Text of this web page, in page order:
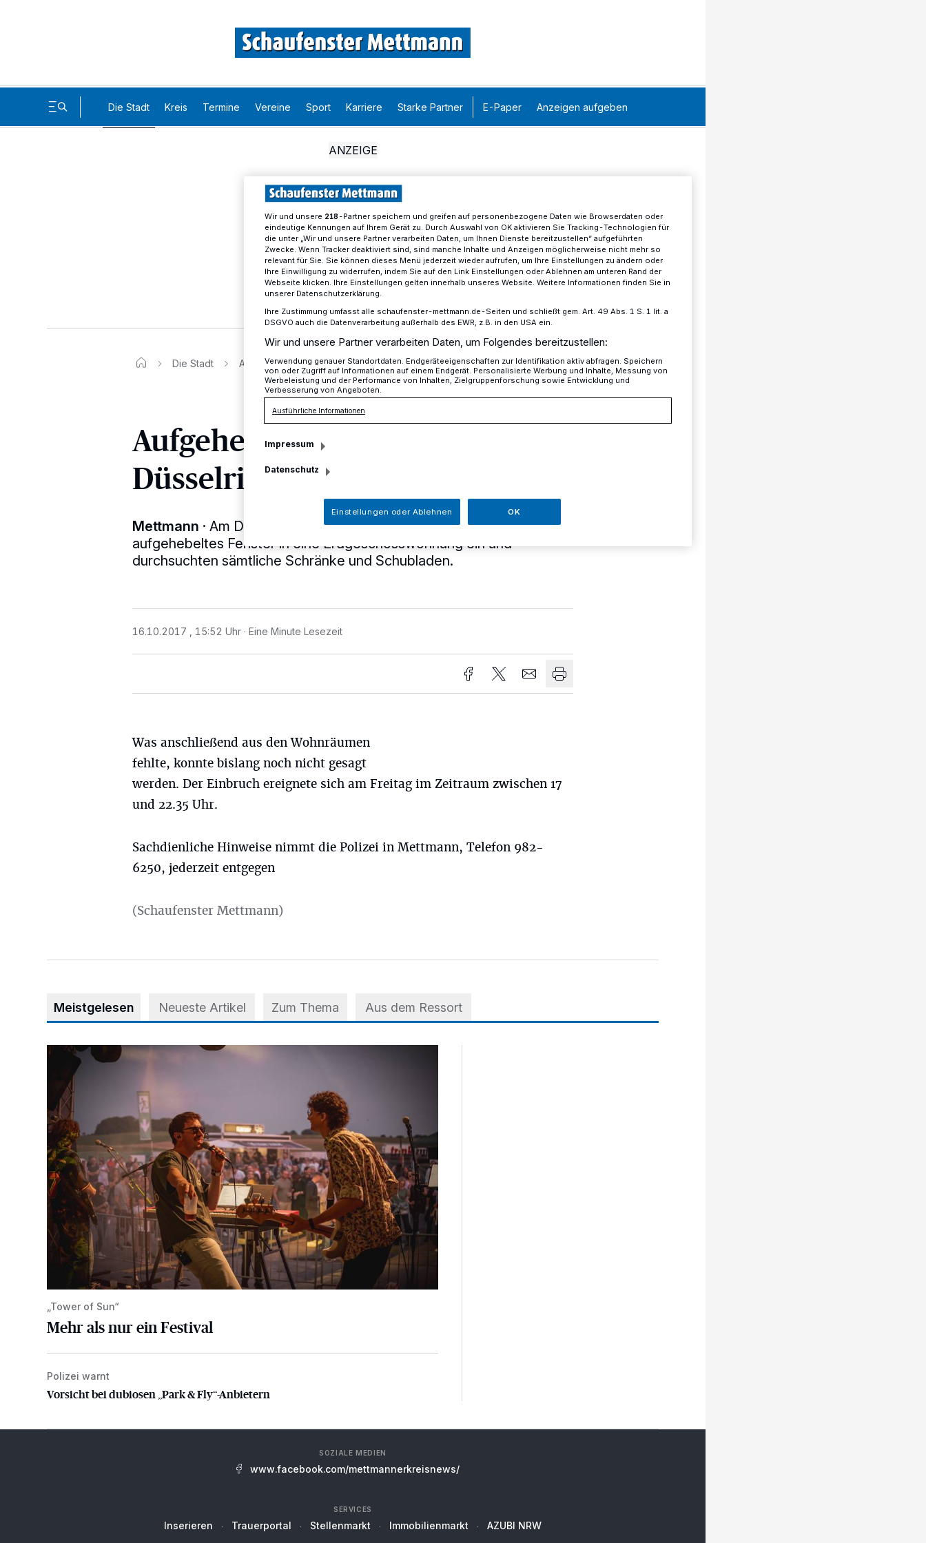
Die Stadt Kreis Termine Vereine Sport Karriere Starke Partner E-Paper Anzeigen aufgeben
Die Stadt Aufgehebeltes Fenster am Düsselring
Aufgehebeltes Fenster am
Düsselring
Mettmann · Am Düsselring stiegen Unbekannte über ein
aufgehebeltes Fenster in eine Erdgeschosswohnung ein und
durchsuchten sämtliche Schränke und Schubladen.
16.10.2017 , 15:52 Uhr Eine Minute Lesezeit
Was anschließend aus den Wohnräumen
fehlte, konnte bislang noch nicht gesagt
werden. Der Einbruch ereignete sich am Freitag im Zeitraum zwischen 17
und 22.35 Uhr.
Sachdienliche Hinweise nimmt die Polizei in Mettmann, Telefon 982-
6250, jederzeit entgegen
(Schaufenster Mettmann)
Meistgelesen Neueste Artikel Zum Thema Aus dem Ressort
Mehr als nur ein Festival
„Tower of Sun“
Mehr als nur ein Festival
Vorsicht bei dubiosen „Park & Fly“-Anbietern
Polizei warnt
Vorsicht bei dubiosen „Park & Fly“-Anbietern
SOZIALE MEDIEN
www.facebook.com/mettmannerkreisnews/
SERVICES
Inserieren Trauerportal Stellenmarkt Immobilienmarkt AZUBI NRW
Wir und unsere 218-Partner speichern und greifen auf personenbezogene Daten wie Browserdaten oder
eindeutige Kennungen auf Ihrem Gerät zu. Durch Auswahl von OK aktivieren Sie Tracking-Technologien für
die unter „Wir und unsere Partner verarbeiten Daten, um Ihnen Dienste bereitzustellen“ aufgeführten
Zwecke. Wenn Tracker deaktiviert sind, sind manche Inhalte und Anzeigen möglicherweise nicht mehr so
relevant für Sie. Sie können dieses Menü jederzeit wieder aufrufen, um Ihre Einstellungen zu ändern oder
Ihre Einwilligung zu widerrufen, indem Sie auf den Link Einstellungen oder Ablehnen am unteren Rand der
Webseite klicken. Ihre Einstellungen gelten innerhalb unseres Website. Weitere Informationen finden Sie in
unserer Datenschutzerklärung.
Ihre Zustimmung umfasst alle schaufenster-mettmann.de-Seiten und schließt gem. Art. 49 Abs. 1 S. 1 lit. a
DSGVO auch die Datenverarbeitung außerhalb des EWR, z.B. in den USA ein.
Wir und unsere Partner verarbeiten Daten, um Folgendes bereitzustellen:
Verwendung genauer Standortdaten. Endgeräteeigenschaften zur Identifikation aktiv abfragen. Speichern
von oder Zugriff auf Informationen auf einem Endgerät. Personalisierte Werbung und Inhalte, Messung von
Werbeleistung und der Performance von Inhalten, Zielgruppenforschung sowie Entwicklung und
Verbesserung von Angeboten.
Ausführliche Informationen
Impressum
Datenschutz
Einstellungen oder Ablehnen OK